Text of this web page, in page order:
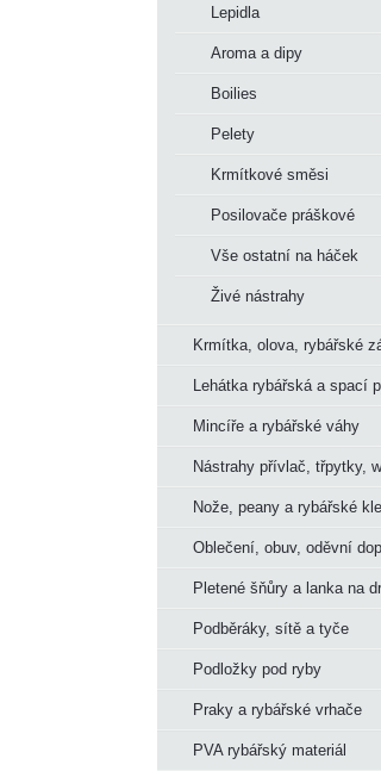
Lepidla
Aroma a dipy
Boilies
Pelety
Krmítkové směsi
Posilovače práškové
Vše ostatní na háček
Živé nástrahy
Krmítka, olova, rybářské
Lehátka rybářská a spací
Mincíře a rybářské váhy
Nástrahy přívlač, třpytky,
Nože, peany a rybářské
Oblečení, obuv, oděvní
Pletené šňůry a lanka na
Podběráky, sítě a tyče
Podložky pod ryby
Praky a rybářské vrhače
PVA rybářský materiál